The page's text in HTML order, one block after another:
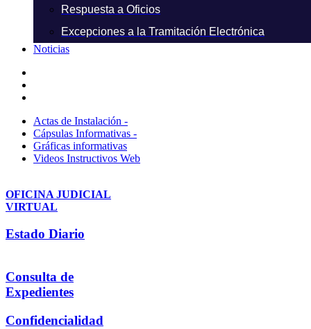
Respuesta a Oficios
Excepciones a la Tramitación Electrónica
Noticias
Actas de Instalación -
Cápsulas Informativas -
Gráficas informativas
Videos Instructivos Web
OFICINA JUDICIAL
VIRTUAL
Estado Diario
Consulta de
Expedientes
Confidencialidad